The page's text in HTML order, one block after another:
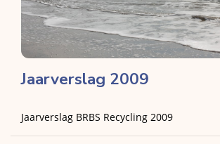
Jaarverslag 2009
Jaarverslag BRBS Recycling 2009